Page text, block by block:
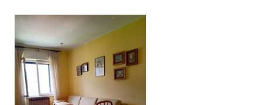
Calendario
Foto
Cimbergo da vedere